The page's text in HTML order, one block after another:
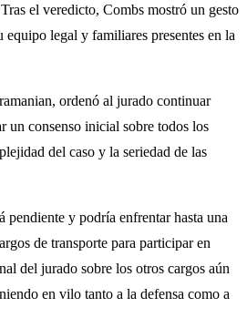
el veredicto, Combs mostró un gesto
legal y familiares presentes en la
ordenó al jurado continuar
un consenso inicial sobre todos los
del caso y la seriedad de las
pendiente y podría enfrentar hasta una
de transporte para participar en
del jurado sobre los otros cargos aún
en vilo tanto a la defensa como a